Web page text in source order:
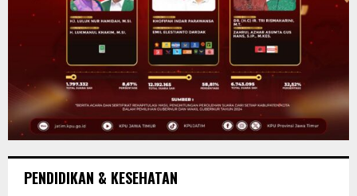
PENDIDIKAN & KESEHATAN